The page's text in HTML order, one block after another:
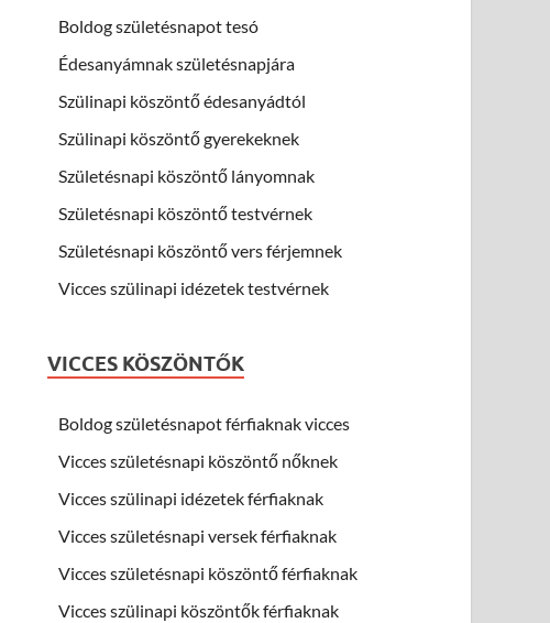
Boldog születésnapot tesó
Édesanyámnak születésnapjára
Szülinapi köszöntő édesanyádtól
Szülinapi köszöntő gyerekeknek
Születésnapi köszöntő lányomnak
Születésnapi köszöntő testvérnek
Születésnapi köszöntő vers férjemnek
Vicces szülinapi idézetek testvérnek
VICCES KÖSZÖNTŐK
Boldog születésnapot férfiaknak vicces
Vicces születésnapi köszöntő nőknek
Vicces szülinapi idézetek férfiaknak
Vicces születésnapi versek férfiaknak
Vicces születésnapi köszöntő férfiaknak
Vicces szülinapi köszöntők férfiaknak